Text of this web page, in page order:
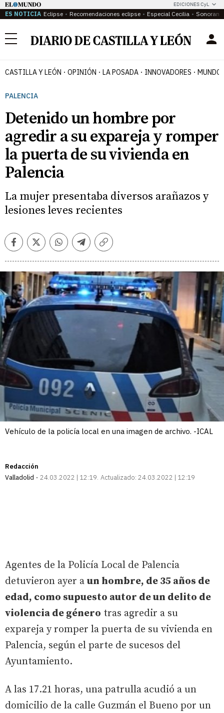
EDICIONES CyL
ES NOTICIA Eclipse Recomendaciones eclipse Especial Cecilia
Menú
CASTILLA Y LEÓN OPINIÓN LA POSADA INNOVADORES MUNDO
PALENCIA
Detenido un hombre por
agredir a su expareja y romper
la puerta de su vivienda en
Palencia
La mujer presentaba diversos arañazos y
lesiones leves recientes
FacebookTwitterWhatsappTelegramCopiar
Vehículo de la policía local en una imagen de archivo. -ICAL
Redacción
Valladolid
24.03.2022 | 12:19 Actualizado: 24.03.2022 | 12:19
Agentes de la Policía Local de Palencia
detuvieron ayer a un hombre, de 35 años de
edad, como supuesto autor de un delito de
violencia de género tras agredir a su
expareja y romper la puerta de su vivienda en
Palencia, según el parte de sucesos del
Ayuntamiento.
A las 17.21 horas, una patrulla acudió a un
domicilio de la calle Guzmán el Bueno por un